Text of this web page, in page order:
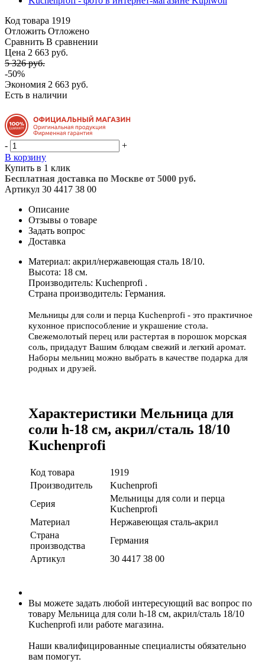
Код товара 1919
Отложить Отложено
Сравнить В сравнении
Цена 2 663 руб.
5 326 руб.
-50%
Экономия 2 663 руб.
Есть в наличии
-
+
В корзину
Купить в 1 клик
Бесплатная доставка по Москве от 5000 руб.
Артикул 30 4417 38 00
Описание
Отзывы о товаре
Задать вопрос
Доставка
Материал: акрил/нержавеющая сталь 18/10.
Высота: 18 см.
Производитель: Kuchenprofi .
Страна производитель: Германия.
Мельницы для соли и перца Kuchenprofi - это практичное
кухонное приспособление и украшение стола.
Свежемолотый перец или растертая в порошок морская
соль, придадут Вашим блюдам свежий и легкий аромат.
Наборы мельниц можно выбрать в качестве подарка для
родных и друзей.
Характеристики Мельница для
cоли h-18 см, акрил/сталь 18/10
Kuchenprofi
Код товара
1919
Производитель
Kuchenprofi
Серия
Мельницы для соли и перца
Kuchenprofi
Материал
Нержавеющая сталь-акрил
Страна
производства
Германия
Артикул
30 4417 38 00
Вы можете задать любой интересующий вас вопрос по
товару Мельница для cоли h-18 см, акрил/сталь 18/10
Kuchenprofi или работе магазина.
Наши квалифицированные специалисты обязательно
вам помогут.